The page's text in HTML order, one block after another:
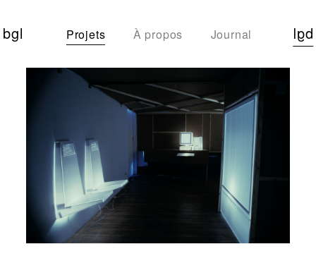
bgl Projets À propos Journal bgl